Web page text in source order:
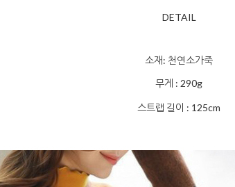
DETAIL
소재: 천연소가죽
무게 : 290g
스트랩 길이 : 125cm